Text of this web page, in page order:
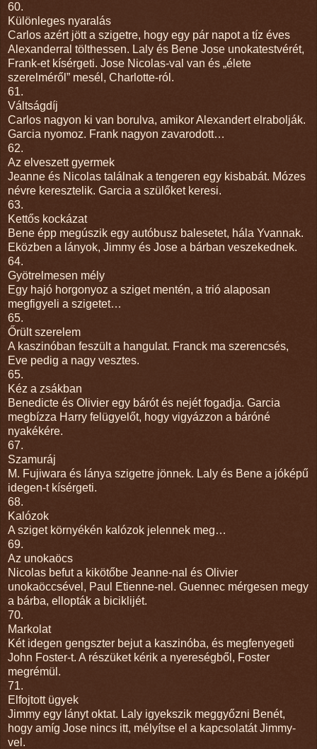
60.
Különleges nyaralás
Carlos azért jött a szigetre, hogy egy pár napot a tíz éves
Alexanderral tölthessen. Laly és Bene Jose unokatestvérét,
Frank-et kísérgeti. Jose Nicolas-val van és „élete
szerelméről” mesél, Charlotte-ról.
61.
Váltságdíj
Carlos nagyon ki van borulva, amikor Alexandert elrabolják.
Garcia nyomoz. Frank nagyon zavarodott…
62.
Az elveszett gyermek
Jeanne és Nicolas találnak a tengeren egy kisbabát. Mózes
névre keresztelik. Garcia a szülőket keresi.
63.
Kettős kockázat
Bene épp megúszik egy autóbusz balesetet, hála Yvannak.
Eközben a lányok, Jimmy és Jose a bárban veszekednek.
64.
Gyötrelmesen mély
Egy hajó horgonyoz a sziget mentén, a trió alaposan
megfigyeli a szigetet…
65.
Őrült szerelem
A kaszinóban feszült a hangulat. Franck ma szerencsés,
Eve pedig a nagy vesztes.
65.
Kéz a zsákban
Benedicte és Olivier egy bárót és nejét fogadja. Garcia
megbízza Harry felügyelőt, hogy vigyázzon a báróné
nyakékére.
67.
Szamuráj
M. Fujiwara és lánya szigetre jönnek. Laly és Bene a jóképű
idegen-t kísérgeti.
68.
Kalózok
A sziget környékén kalózok jelennek meg…
69.
Az unokaöcs
Nicolas befut a kikötőbe Jeanne-nal és Olivier
unokaöccsével, Paul Etienne-nel. Guennec mérgesen megy
a bárba, ellopták a biciklijét.
70.
Markolat
Két idegen gengszter bejut a kaszinóba, és megfenyegeti
John Foster-t. A részüket kérik a nyereségből, Foster
megrémül.
71.
Elfojtott ügyek
Jimmy egy lányt oktat. Laly igyekszik meggyőzni Benét,
hogy amíg Jose nincs itt, mélyítse el a kapcsolatát Jimmy-
vel.